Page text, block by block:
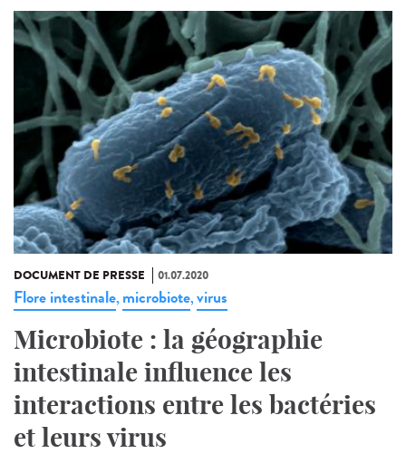
DOCUMENT DE PRESSE 01.07.2020
Flore intestinale, microbiote,virus
Microbiote : la géographie
intestinale influence les
interactions entre les bactéries
et leurs virus